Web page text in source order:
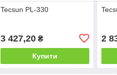
Tecsun PL-330
3 427,20₴
Купити
2